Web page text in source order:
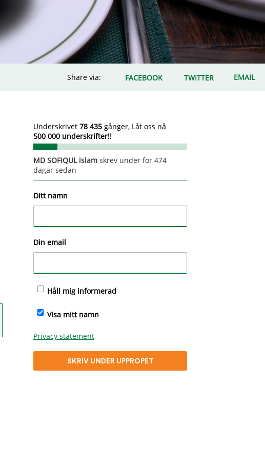
Share via: FACEBOOK TWITTER EMAIL
Underskrivet 78 435 gånger, Låt oss nå
500 000 underskrifter!!
Christiaan Mertens skrev under för 622
dagar sedan
Ditt namn
Din email
Håll mig informerad
Visa mitt namn
Privacy statement
SKRIV UNDER UPPROPET